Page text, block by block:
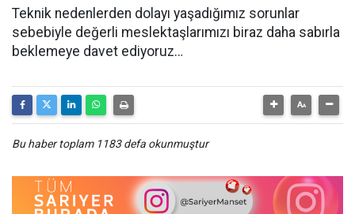
Teknik nedenlerden dolayı yaşadığımız sorunlar
sebebiyle değerli meslektaşlarımızı biraz daha sabırla
beklemeye davet ediyoruz…
Bu haber toplam 1183 defa okunmuştur